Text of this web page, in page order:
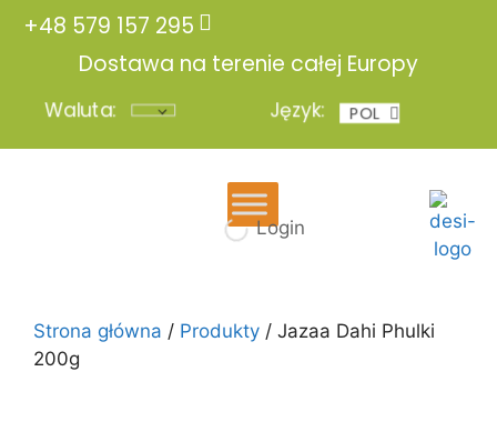
+48 579 157 295
Dostawa na terenie całej Europy
Waluta: Język: POL
ENG
Login
Strona główna / Produkty / Jazaa Dahi Phulki
200g